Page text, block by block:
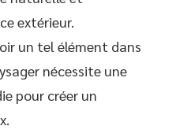
extérieur.
un tel élément dans
nécessite une
pour créer un